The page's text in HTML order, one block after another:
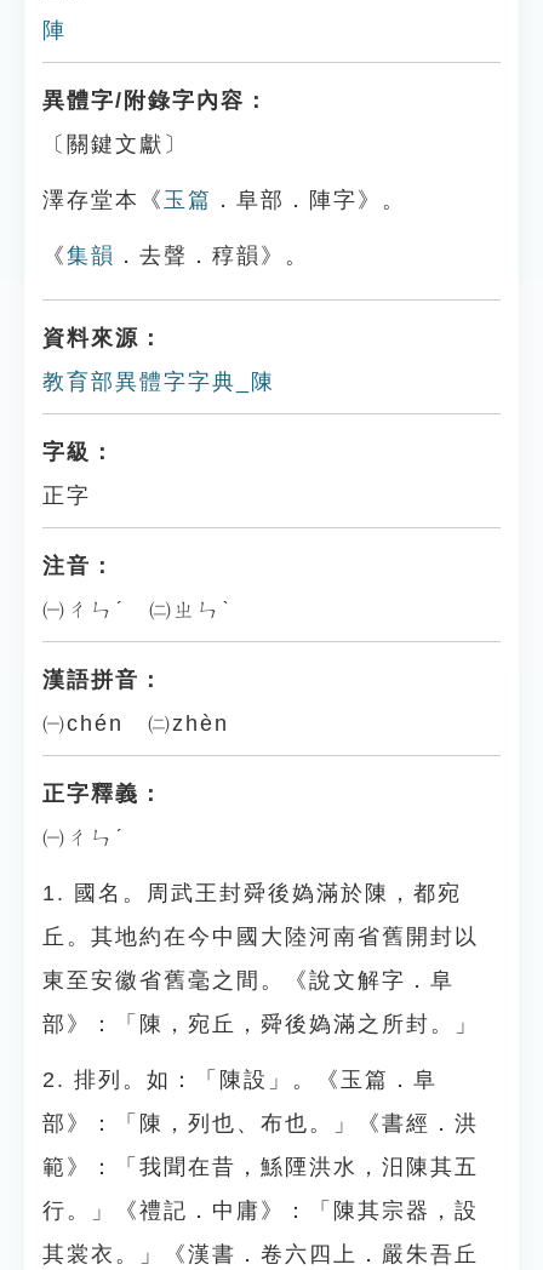
陣
異體字/附錄字內容：
〔關鍵文獻〕
澤存堂本《 玉篇 ．阜部．陣字》。
《集韻 ．去聲．稕韻》。
資料來源：
教育部異體字字典_陳
字級：
正字
注音：
㈠ㄔㄣˊ ㈡ㄓㄣˋ
漢語拼音：
㈠chén ㈡zhèn
正字釋義：
㈠ㄔㄣˊ
1. 國名。周武王封舜後媯滿於陳，都宛
丘。其地約在今中國大陸河南省舊開封以
東至安徽省舊毫之間。《說文解字．阜
部》：「陳，宛丘，舜後媯滿之所封。」
2. 排列。如：「陳設」。《玉篇．阜
部》：「陳，列也、布也。」《書經．洪
範》：「我聞在昔，鯀陻洪水，汨陳其五
行。」《禮記．中庸》：「陳其宗器，設
其裳衣。」《漢書．卷六四上．嚴朱吾丘